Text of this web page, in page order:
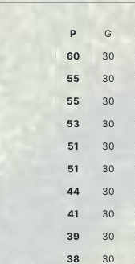
P G
60 30
55 30
55 30
53 30
51 30
51 30
44 30
41 30
39 30
38 30